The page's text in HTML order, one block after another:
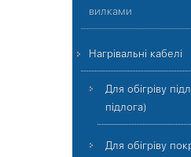
вилками
Нагрівальні кабелі
Для обігріву
підлога)
Для обігріву